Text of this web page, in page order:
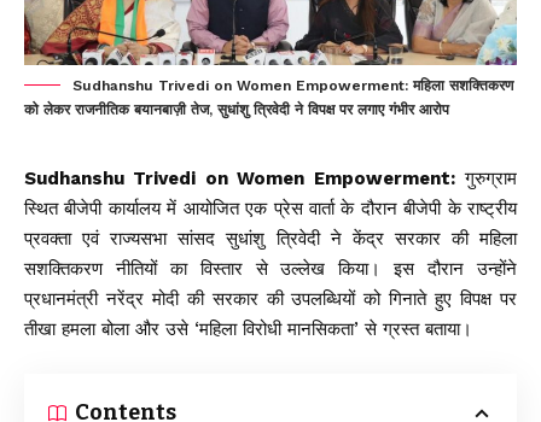
Sudhanshu Trivedi on Women Empowerment: महिला सशक्तिकरण
को लेकर राजनीतिक बयानबाज़ी तेज, सुधांशु त्रिवेदी ने विपक्ष पर लगाए गंभीर आरोप
Sudhanshu Trivedi on Women Empowerment:गुरुग्राम
स्थित बीजेपी कार्यालय में आयोजित एक प्रेस वार्ता के दौरान बीजेपी के राष्ट्रीय
प्रवक्ता एवं राज्यसभा सांसद सुधांशु त्रिवेदी ने केंद्र सरकार की महिला
सशक्तिकरण नीतियों का विस्तार से उल्लेख किया। इस दौरान उन्होंने
प्रधानमंत्री नरेंद्र मोदी की सरकार की उपलब्धियों को गिनाते हुए विपक्ष पर
तीखा हमला बोला और उसे ‘महिला विरोधी मानसिकता’ से ग्रस्त बताया।
Contents